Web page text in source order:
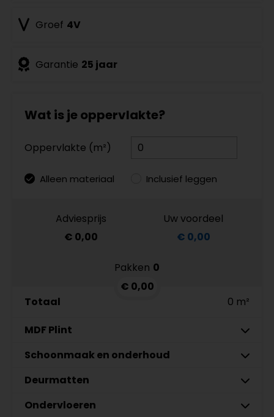
Groef 4V
Garantie 25 jaar
Wat is je oppervlakte?
Oppervlakte (m²)
Alleen materiaal Inclusief leggen
Adviesprijs
€ 0,00
Uw voordeel
€ 0,00
Pakken 0
€ 0,00
Totaal
0 m²
MDF Plint
7 cm
MDF plinten 7 cm
RAL9010 gelakt
Aantal
9 cm
MDF plinten 9 cm
Aantal
12 cm
Schoonmaak en onderhoud
Co-Pro Schoonmaak en
€ 19,95 p/st
Aantal
Deurmatten
Gelasta Xtreme SDN carbon 99 Meter
Ondervloeren